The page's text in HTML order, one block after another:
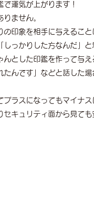
運気が上がります！
ません。
印象を相手に与えること
っかりした方なんだ」と
とした印鑑を作って与
たんです」などと話した
ラスになってもマイナス
キュリティ面から見ても